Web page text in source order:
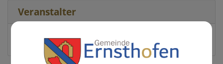
Veranstalter
Pfarre Ernsthofen